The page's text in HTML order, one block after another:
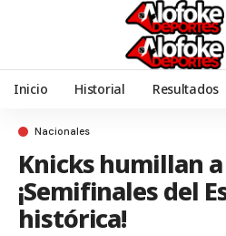
Inicio Historial Resultados
Nacionales
Knicks humillan
¡Semifinales del
histórica!